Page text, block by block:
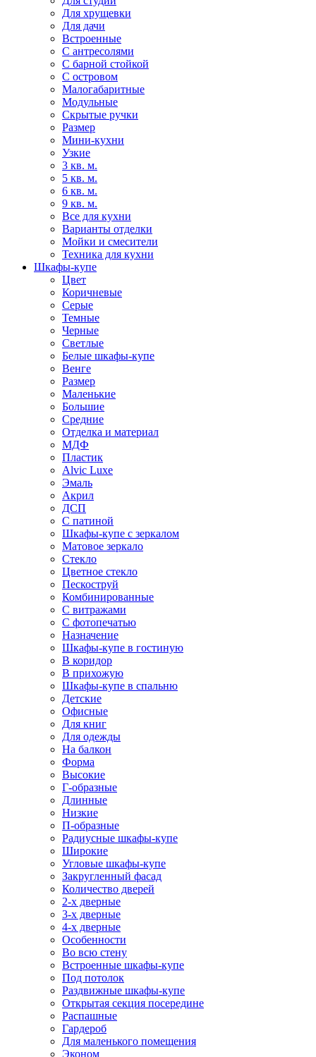
Для хрущевки
Для дачи
Встроенные
С антресолями
С барной стойкой
С островом
Малогабаритные
Модульные
Скрытые ручки
Размер
Мини-кухни
Узкие
3 кв. м.
5 кв. м.
6 кв. м.
9 кв. м.
Все для кухни
Варианты отделки
Мойки и смесители
Техника для кухни
Шкафы-купе
Цвет
Коричневые
Серые
Темные
Черные
Светлые
Белые шкафы-купе
Венге
Размер
Маленькие
Большие
Средние
Отделка и материал
МДФ
Пластик
Alvic Luxe
Эмаль
Акрил
ДСП
С патиной
Шкафы-купе с зеркалом
Матовое зеркало
Стекло
Цветное стекло
Пескоструй
Комбинированные
С витражами
С фотопечатью
Назначение
Шкафы-купе в гостиную
В коридор
В прихожую
Шкафы-купе в спальню
Детские
Офисные
Для книг
Для одежды
На балкон
Форма
Высокие
Г-образные
Длинные
Низкие
П-образные
Радиусные шкафы-купе
Широкие
Угловые шкафы-купе
Закругленный фасад
Количество дверей
2-х дверные
3-х дверные
4-х дверные
Особенности
Во всю стену
Встроенные шкафы-купе
Под потолок
Раздвижные шкафы-купе
Открытая секция посередине
Распашные
Гардероб
Для маленького помещения
Эконом